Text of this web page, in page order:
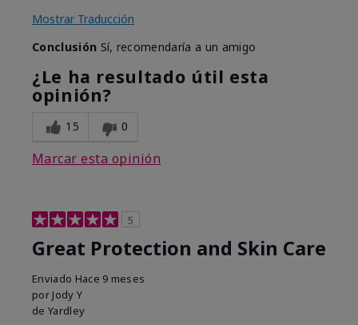
Mostrar Traducción
Conclusión Sí, recomendaría a un amigo
¿Le ha resultado útil esta
opinión?
15 0
Marcar esta opinión
5
Great Protection and Skin Care
Enviado Hace 9 meses
por Jody Y
de Yardley